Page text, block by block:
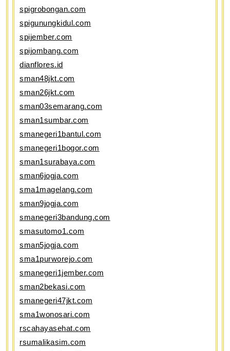
spigrobongan.com
spigunungkidul.com
spijember.com
spijombang.com
dianflores.id
sman48jkt.com
sman26jkt.com
sman03semarang.com
sman1sumbar.com
smanegeri1bantul.com
smanegeri1bogor.com
sman1surabaya.com
sman6jogja.com
sma1magelang.com
sman9jogja.com
smanegeri3bandung.com
smasutomo1.com
sman5jogja.com
sma1purworejo.com
smanegeri1jember.com
sman2bekasi.com
smanegeri47jkt.com
sma1wonosari.com
rscahayasehat.com
rsumalikasim.com